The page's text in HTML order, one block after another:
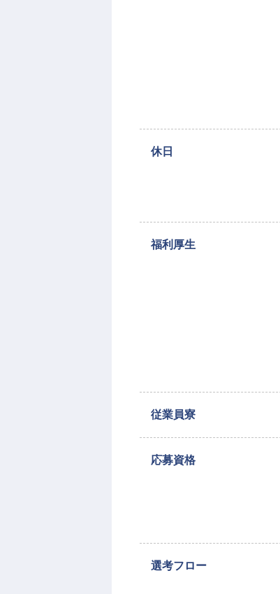
休日
福利厚生
従業員寮
応募資格
選考フロー